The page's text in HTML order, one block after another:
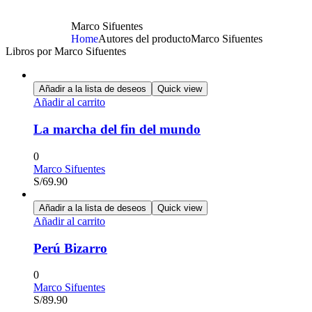
Marco Sifuentes
HomeAutores del productoMarco Sifuentes
Libros por Marco Sifuentes
Añadir a la lista de deseos Quick view
Añadir al carrito
La marcha del fin del mundo
0
Marco Sifuentes
S/69.90
Añadir a la lista de deseos Quick view
Añadir al carrito
Perú Bizarro
0
Marco Sifuentes
S/89.90